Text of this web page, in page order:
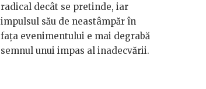
radical decât se pretinde, iar
impulsul său de neastâmpăr în
fața evenimentului e mai degrabă
semnul unui impas al inadecvării.